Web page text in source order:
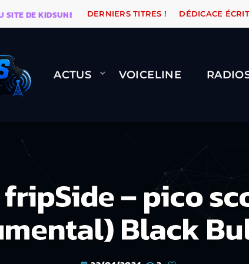
KIDSUNE WARÉTRO ORANGE ROAD QUI
DERNIERS TITRES ! DÉDICACE
ACTUS VOICELINE
fripSide – pico
Black